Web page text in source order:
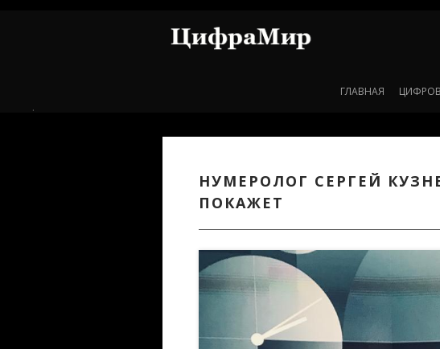
ГЛАВНАЯ
.
НУМЕРОЛОГ СЕРГЕЙ
ПОКАЖЕТ